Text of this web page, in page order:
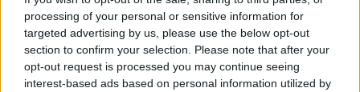
processing of your personal or sensitive information for
targeted advertising by us, please use the below opt-out
section to confirm your selection. Please note that after your
opt-out request is processed you may continue seeing
interest-based ads based on personal information utilized by
felhasználása, és a az újrafeldolgozás aránya is
elszomorítóan alacsony. Az egyszer használatos
műanyagokat pár percig használjuk, majd szemét
lesz belőlük, pedig a lebomlásukhoz gyakran több
száz év sem elegendő."